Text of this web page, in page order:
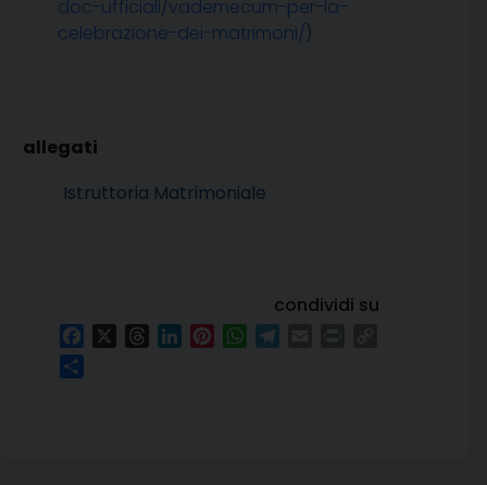
doc-ufficiali/vademecum-per-la-
celebrazione-dei-matrimoni/)
Istruttoria Matrimoniale
condividi su
FacebookThreadsLinkedInPinterestWhatsApp